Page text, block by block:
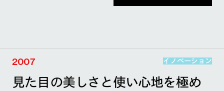
2007 イノベーション
見た目の美しさと使い心地を極め